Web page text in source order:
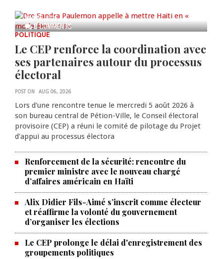
0 COMMENTS
AUG 06, 2026
POLITIQUE
Le CEP renforce la coordination avec
ses partenaires autour du processus
électoral
POST ON AUG 06, 2026
Lors d'une rencontre tenue le mercredi 5 août 2026 à
son bureau central de Pétion-Ville, le Conseil électoral
provisoire (CEP) a réuni le comité de pilotage du Projet
d'appui au processus électora
Renforcement de la sécurité: rencontre du
premier ministre avec le nouveau chargé
d’affaires américain en Haïti
Alix Didier Fils-Aimé s’inscrit comme électeur
et réaffirme la volonté du gouvernement
d’organiser les élections
Le CEP prolonge le délai d'enregistrement des
groupements politiques
La Chambre de commerce et de